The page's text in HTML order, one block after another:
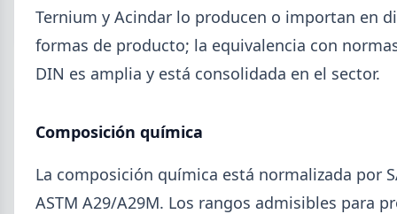
Ternium y Acindar lo producen o importan en
formas de producto; la equivalencia con
DIN es amplia y está consolidada en el sector.
Composición química
La composición química está normalizada por
ASTM A29/A29M. Los rangos admisibles para